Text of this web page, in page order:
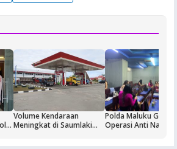
Volume Kendaraan
Meningkat di Saumlaki
Polda Maluku Gelar
Operasi Anti